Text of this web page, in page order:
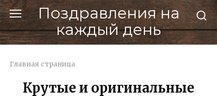
Перейти
к
контенту
Поздравления на
каждый день
Главная страница
Крутые и оригинальные